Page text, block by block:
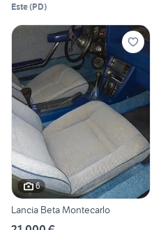
Este(PD)
6
Lancia Beta Montecarlo